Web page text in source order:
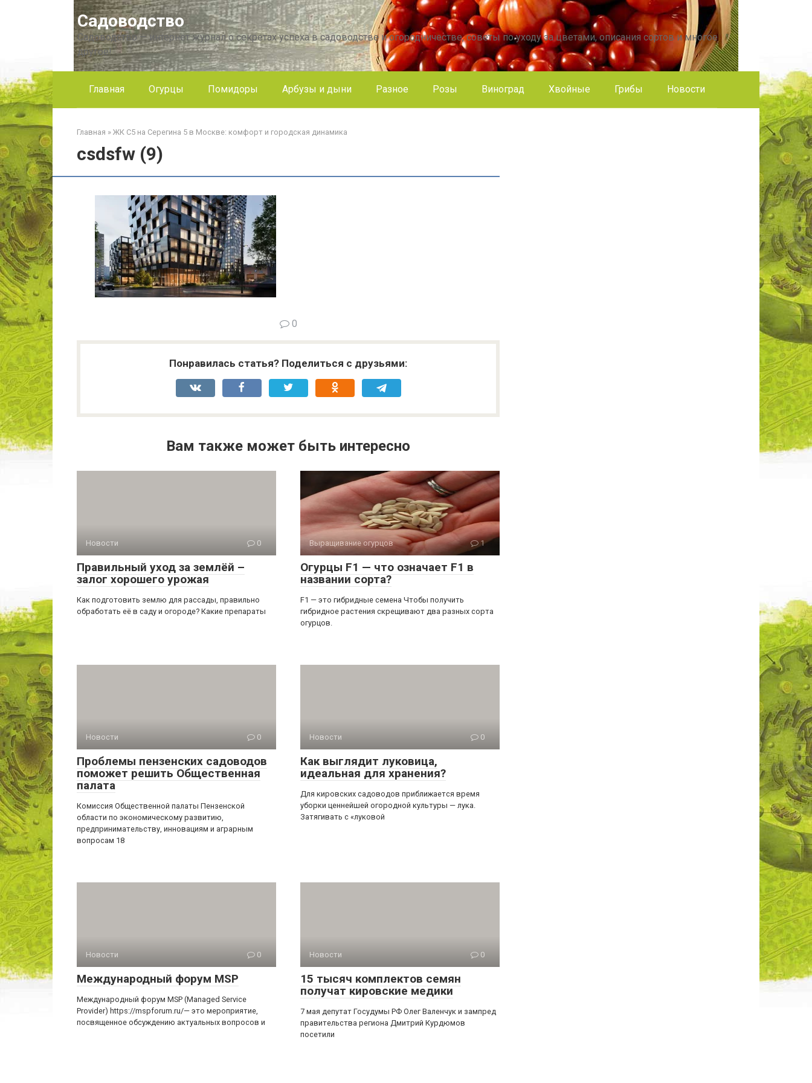
Садоводство
Садоводство — интернет журнал о секретах успеха в садоводстве и огородничестве, советы по уходу за цветами, описания сортов и многое
другое!
Главная Огурцы Помидоры Арбузы и дыни Разное Розы Виноград Хвойные Грибы Новости
Главная » ЖК С5 на Серегина 5 в Москве: комфорт и городская динамика
csdsfw (9)
0
Понравилась статья? Поделиться с друзьями:
Вам также может быть интересно
Новости 0
Правильный уход за землёй –
залог хорошего урожая
Как подготовить землю для рассады, правильно
обработать её в саду и огороде? Какие препараты
Выращивание огурцов 1
Огурцы F1 — что означает F1 в
названии сорта?
F1 — это гибридные семена Чтобы получить
гибридное растения скрещивают два разных сорта
огурцов.
Новости 0
Проблемы пензенских садоводов
поможет решить Общественная
палата
Комиссия Общественной палаты Пензенской
области по экономическому развитию,
предпринимательству, инновациям и аграрным
вопросам 18
Новости 0
Как выглядит луковица,
идеальная для хранения?
Для кировских садоводов приближается время
уборки ценнейшей огородной культуры — лука.
Затягивать с «луковой
Новости 0
Международный форум MSP
Международный форум MSP (Managed Service
Provider) https://mspforum.ru/— это мероприятие,
посвященное обсуждению актуальных вопросов и
Новости 0
15 тысяч комплектов семян
получат кировские медики
7 мая депутат Госудумы РФ Олег Валенчук и зампред
правительства региона Дмитрий Курдюмов
посетили